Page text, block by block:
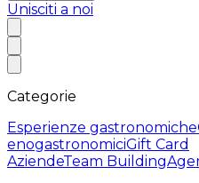
Unisciti a noi
Categorie
Esperienze gastronomiche
enogastronomiciGift Card
AziendeTeam Building